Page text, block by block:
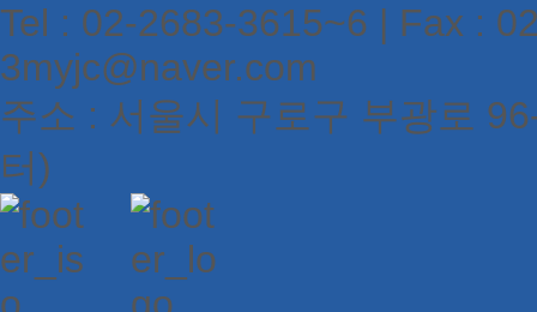
Tel : 02-2683-3615~6 | Fax :
3myjc@naver.com
주소 : 서울시 구로구 부광로
터)